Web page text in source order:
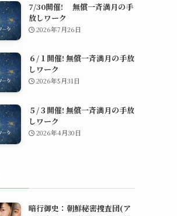
7/30開催! 無償一斉満月の手
放しワーク
2026年7月26日
６/１開催! 無償一斉満月の手放
しワーク
2026年5月31日
５/３開催! 無償一斉満月の手放
しワーク
2026年4月30日
暗行御史：朝鮮秘密捜査団(ア